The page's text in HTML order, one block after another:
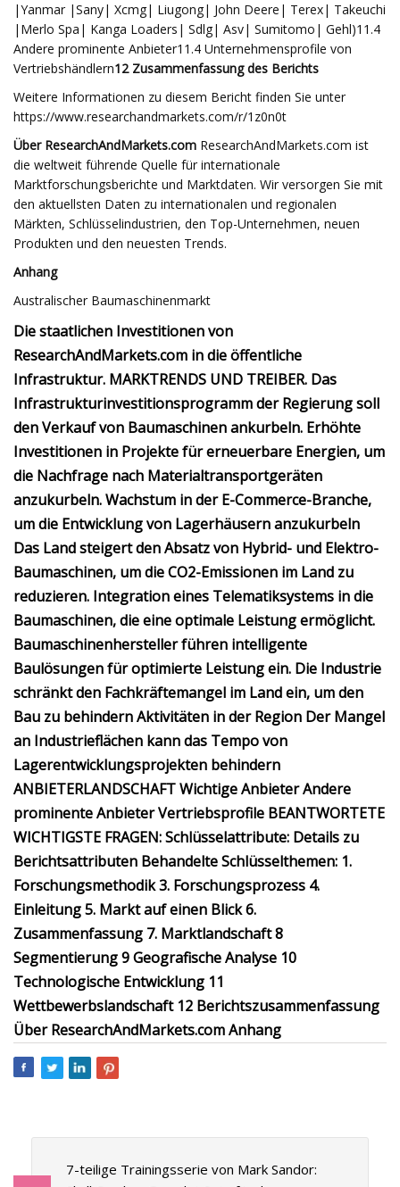
|Yanmar |Sany| Xcmg| Liugong| John Deere| Terex| Takeuchi
|Merlo Spa| Kanga Loaders| Sdlg| Asv| Sumitomo| Gehl)11.4
Andere prominente Anbieter11.4 Unternehmensprofile von
Vertriebshändlern12 Zusammenfassung des Berichts
Weitere Informationen zu diesem Bericht finden Sie unter
https://www.researchandmarkets.com/r/1z0n0t
Über ResearchAndMarkets.com ResearchAndMarkets.com ist
die weltweit führende Quelle für internationale
Marktforschungsberichte und Marktdaten. Wir versorgen Sie mit
den aktuellsten Daten zu internationalen und regionalen
Märkten, Schlüsselindustrien, den Top-Unternehmen, neuen
Produkten und den neuesten Trends.
Anhang
Australischer Baumaschinenmarkt
Die staatlichen Investitionen von
ResearchAndMarkets.com in die öffentliche
Infrastruktur. MARKTRENDS UND TREIBER. Das
Infrastrukturinvestitionsprogramm der Regierung soll
den Verkauf von Baumaschinen ankurbeln. Erhöhte
Investitionen in Projekte für erneuerbare Energien, um
die Nachfrage nach Materialtransportgeräten
anzukurbeln. Wachstum in der E-Commerce-Branche,
um die Entwicklung von Lagerhäusern anzukurbeln
Das Land steigert den Absatz von Hybrid- und Elektro-
Baumaschinen, um die CO2-Emissionen im Land zu
reduzieren. Integration eines Telematiksystems in die
Baumaschinen, die eine optimale Leistung ermöglicht.
Baumaschinenhersteller führen intelligente
Baulösungen für optimierte Leistung ein. Die Industrie
schränkt den Fachkräftemangel im Land ein, um den
Bau zu behindern Aktivitäten in der Region Der Mangel
an Industrieflächen kann das Tempo von
Lagerentwicklungsprojekten behindern
ANBIETERLANDSCHAFT Wichtige Anbieter Andere
prominente Anbieter Vertriebsprofile BEANTWORTETE
WICHTIGSTE FRAGEN: Schlüsselattribute: Details zu
Berichtsattributen Behandelte Schlüsselthemen: 1.
Forschungsmethodik 3. Forschungsprozess 4.
Einleitung 5. Markt auf einen Blick 6.
Zusammenfassung 7. Marktlandschaft 8
Segmentierung 9 Geografische Analyse 10
Technologische Entwicklung 11
Wettbewerbslandschaft 12 Berichtszusammenfassung
Über ResearchAndMarkets.com Anhang
7-teilige Trainingsserie von Mark Sandor: